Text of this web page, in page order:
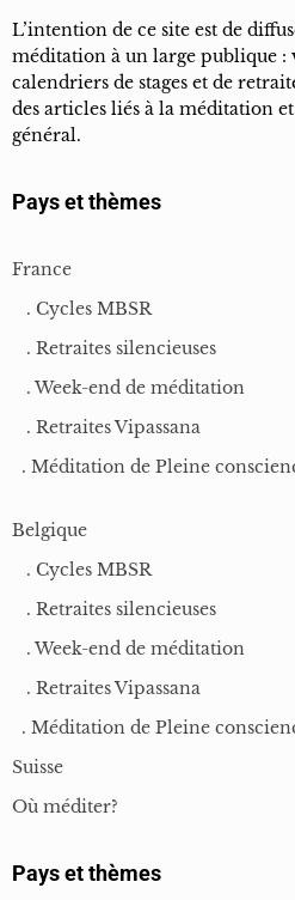
L’intention de ce site est de
méditation à un large publique :
calendriers de stages et de
des articles liés à la méditation
général.
Pays et thèmes
France
. Cycles MBSR
. Retraites silencieuses
. Week-end de méditation
. Retraites Vipassana
. Méditation de Pleine
Belgique
. Cycles MBSR
. Retraites silencieuses
. Week-end de méditation
. Retraites Vipassana
. Méditation de Pleine
Suisse
Où méditer?
Pays et thèmes